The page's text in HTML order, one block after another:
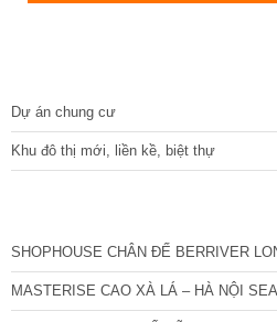
Dự án chung cư
Khu đô thị mới, liền kề, biệt thự
SHOPHOUSE CHÂN ĐẾ BERRIVER
MASTERISE CAO XÀ LÁ – HÀ NỘI